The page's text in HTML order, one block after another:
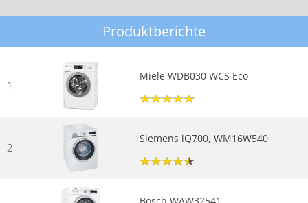
Produktberichte
1
Miele WDB030 WCS Eco
2
Siemens iQ700, WM16W540